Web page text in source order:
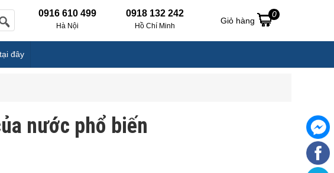
0916 610 499
Hà Nội
0918 132 242
Hồ Chí Minh
Giỏ hàng
0
đây
nước phổ biến